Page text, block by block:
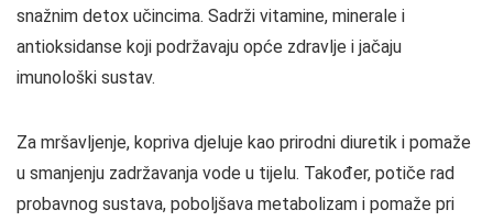
snažnim detox učincima. Sadrži vitamine, minerale i
antioksidanse koji podržavaju opće zdravlje i jačaju
imunološki sustav.
Za mršavljenje, kopriva djeluje kao prirodni diuretik i pomaže
u smanjenju zadržavanja vode u tijelu. Također, potiče rad
probavnog sustava, poboljšava metabolizam i pomaže pri